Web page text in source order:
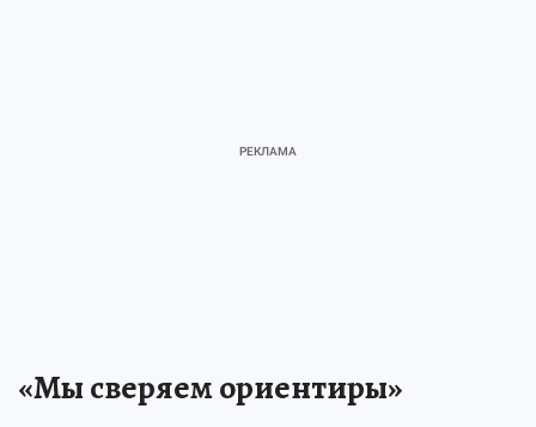
«Мы сверяем ориентиры»